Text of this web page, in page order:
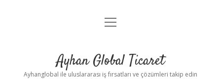
Anasayfa
Yasal Uyarı
menüyü
Ayhan Global Ticaret
Ayhanglobal ile uluslararası iş fırsatları ve çözümleri takip edin